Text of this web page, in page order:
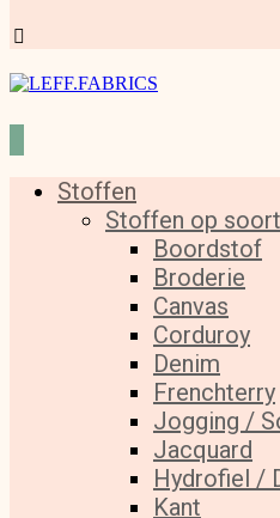
Stoffen
Stoffen op soort
Boordstof
Broderie
Canvas
Corduroy
Denim
Frenchterry
Jogging /
Jacquard
Hydrofiel /
Kant